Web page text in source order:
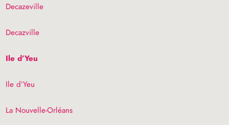
Decazeville
Decazville
Ile d’Yeu
Ile d’Yeu
La Nouvelle-Orléans